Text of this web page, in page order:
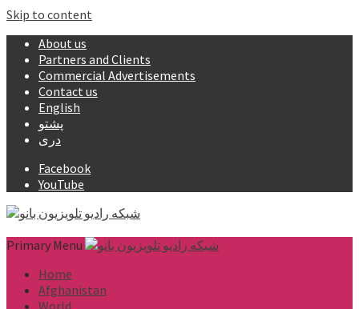
Skip to content
About us
Partners and Clients
Commercial Advertisements
Contact us
English
پشتو
دری
Facebook
YouTube
Primary Menu
Home
Afghanistan
World